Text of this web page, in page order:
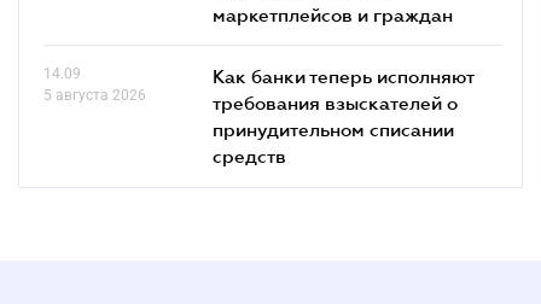
маркетплейсов и граждан
14.09
5 августа 2026
Как банки теперь исполняют
требования взыскателей о
принудительном списании
средств